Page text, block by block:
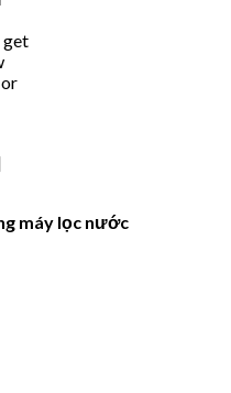
get
máy lọc nước